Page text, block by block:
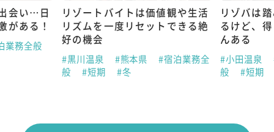
会い…日
がある！
業務全般
リゾートバイトは価値観や生活
リズムを一度リセットできる絶
好の機会
#黒川温泉 #熊本県
#宿泊業務全
般
#短期 #冬
リゾバは
るけど、
んある
#小田温泉
般
#短期